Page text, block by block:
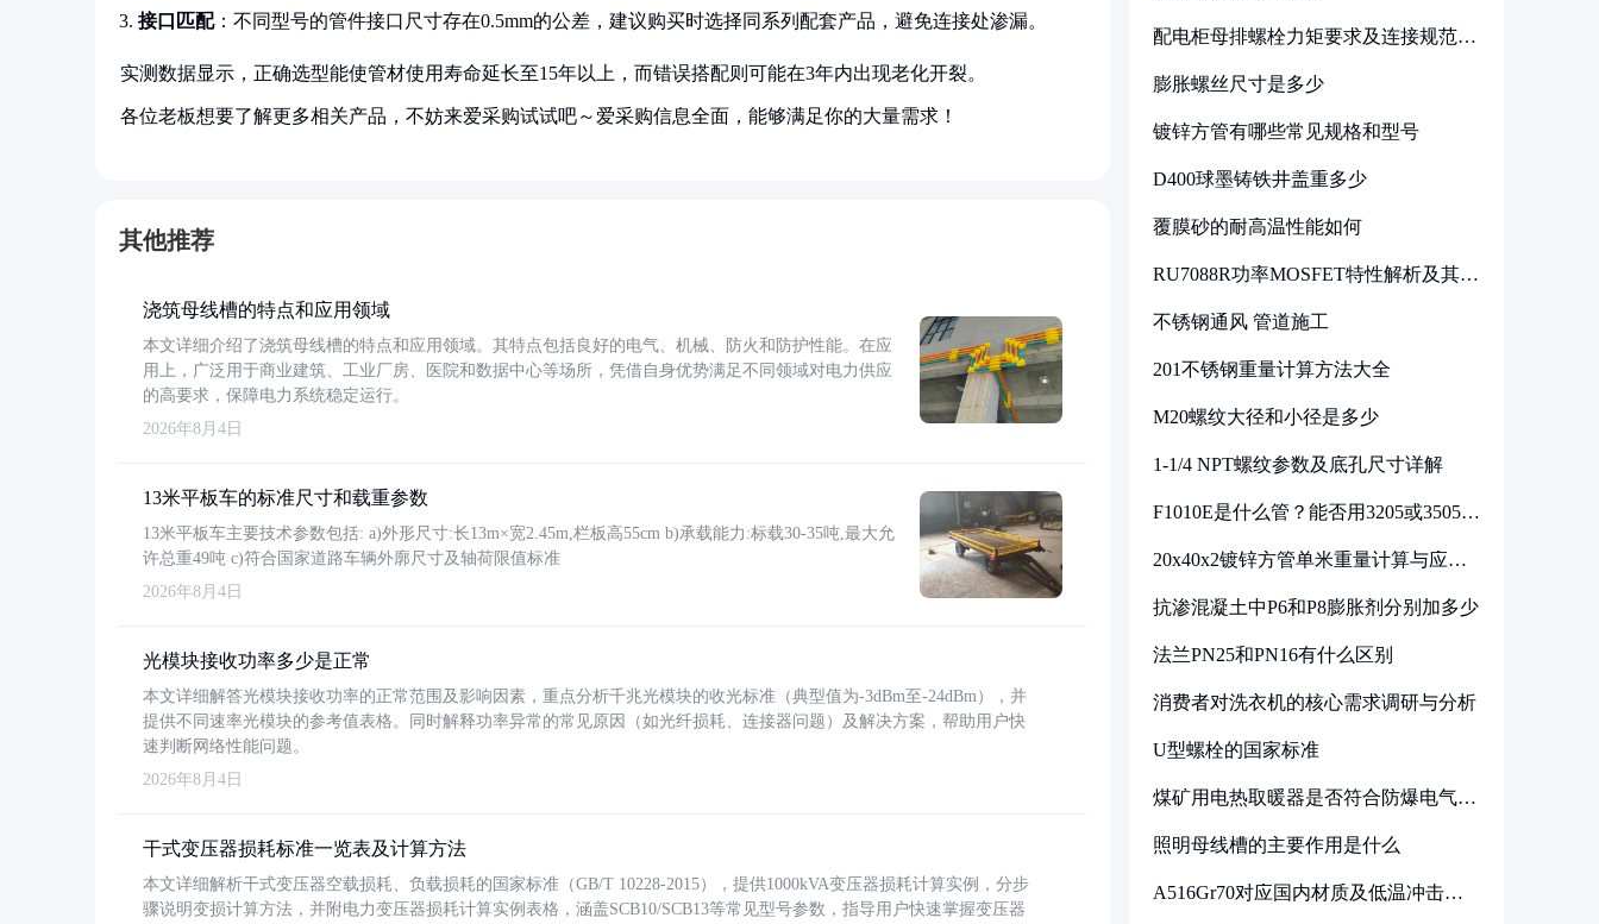
接口匹配：不同型号的管件接口尺寸存在0.5mm的公差，建议购买时选择同系列配套产品，避免连接处渗漏。
实测数据显示，正确选型能使管材使用寿命延长至15年以上，而错误搭配则可能在3年内出现老化开裂。
各位老板想要了解更多相关产品，不妨来爱采购试试吧～爱采购信息全面，能够满足你的大量需求！
其他推荐
浇筑母线槽的特点和应用领域
本文详细介绍了浇筑母线槽的特点和应用领域。其特点包括良好的电气、机械、防火和防护性能。在应
用上，广泛用于商业建筑、工业厂房、医院和数据中心等场所，凭借自身优势满足不同领域对电力供应
的高要求，保障电力系统稳定运行。
2026年8月4日
13米平板车的标准尺寸和载重参数
13米平板车主要技术参数包括: a)外形尺寸:长13m×宽2.45m,栏板高55cm b)承载能力:标载30-35吨,最大允
许总重49吨 c)符合国家道路车辆外廓尺寸及轴荷限值标准
2026年8月4日
光模块接收功率多少是正常
本文详细解答光模块接收功率的正常范围及影响因素，重点分析千兆光模块的收光标准（典型值为-3dBm至-24dBm），并
提供不同速率光模块的参考值表格。同时解释功率异常的常见原因（如光纤损耗、连接器问题）及解决方案，帮助用户快
速判断网络性能问题。
2026年8月4日
干式变压器损耗标准一览表及计算方法
本文详细解析干式变压器空载损耗、负载损耗的国家标准（GB/T 10228-2015），提供1000kVA变压器损耗计算实例，分步
骤说明变损计算方法，并附电力变压器损耗计算实例表格，涵盖SCB10/SCB13等常见型号参数，指导用户快速掌握变压器
配电柜母排螺栓力矩要求及连接规范详
膨胀螺丝尺寸是多少
镀锌方管有哪些常见规格和型号
D400球墨铸铁井盖重多少
覆膜砂的耐高温性能如何
RU7088R功率MOSFET特性解析及其在
不锈钢通风 管道施工
201不锈钢重量计算方法大全
M20螺纹大径和小径是多少
1-1/4 NPT螺纹参数及底孔尺寸详解
F1010E是什么管？能否用3205或3505代
20x40x2镀锌方管单米重量计算与应用
抗渗混凝土中P6和P8膨胀剂分别加多少
法兰PN25和PN16有什么区别
消费者对洗衣机的核心需求调研与分析
U型螺栓的国家标准
煤矿用电热取暖器是否符合防爆电气设
照明母线槽的主要作用是什么
A516Gr70对应国内材质及低温冲击要